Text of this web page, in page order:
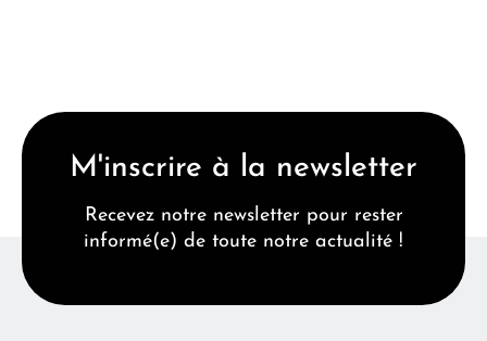
M'inscrire à la newsletter
Recevez notre newsletter pour rester
informé(e) de toute notre actualité !